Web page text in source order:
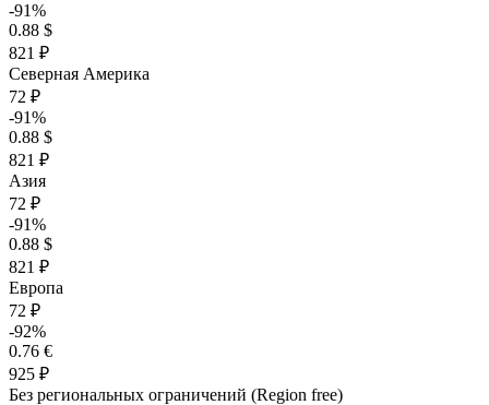
-91%
0.88 $
821 ₽
Северная Америка
72 ₽
-91%
0.88 $
821 ₽
Азия
72 ₽
-91%
0.88 $
821 ₽
Европа
72 ₽
-92%
0.76 €
925 ₽
Без региональных ограничений (Region free)